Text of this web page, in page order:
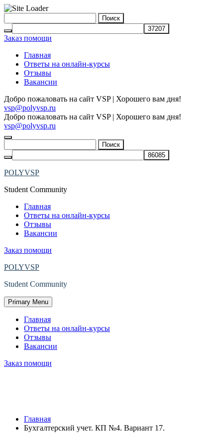
to
content
Заказ помощи
Главная
Ответы на онлайн-курсы
Отзывы
Вакансии
Добро пожаловать на сайт VSP | Хорошего вам дня!
vsp@polyvsp.ru
Добро пожаловать на сайт VSP | Хорошего вам дня!
vsp@polyvsp.ru
POLYVSP
Student Community
Главная
Ответы на онлайн-курсы
Отзывы
Вакансии
Заказ помощи
POLYVSP
Student Community
Primary Menu
Главная
Ответы на онлайн-курсы
Отзывы
Вакансии
Заказ помощи
Главная
Бухгалтерский учет. КП №4. Вариант 17.